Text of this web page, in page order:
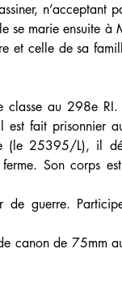
n’acceptant
se marie ensuite à
et celle de sa
au 298e RI.
fait prisonnier
(le 25395/L), il
Son corps
guerre.
de 75mm